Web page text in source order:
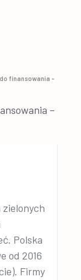
finansowania –
–
Polska
od 2016
Firmy